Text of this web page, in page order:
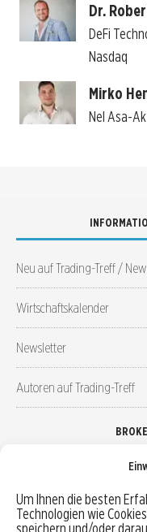
Um Ihnen die besten
Technologien wie
speichern und/oder
Dr.
DeFi
Nasdaq
Mirko
Nel Asa-
Neu auf Trading-Treff /
Wirtschaftskalender
Newsletter
Autoren auf Trading-Treff
Robo-Advisor vergleichen